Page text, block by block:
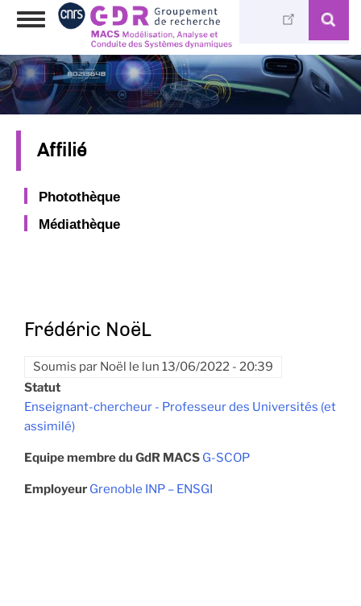
Aller
principal
Toggle
Affilié
Photothèque
Médiathèque
Frédéric NoëL
Soumis par Noël le lun 13/06/2022 - 20:39
Statut
Enseignant-chercheur - Professeur des Universités (et
assimilé)
Equipe membre du GdR MACS G-SCOP
Employeur Grenoble INP – ENSGI